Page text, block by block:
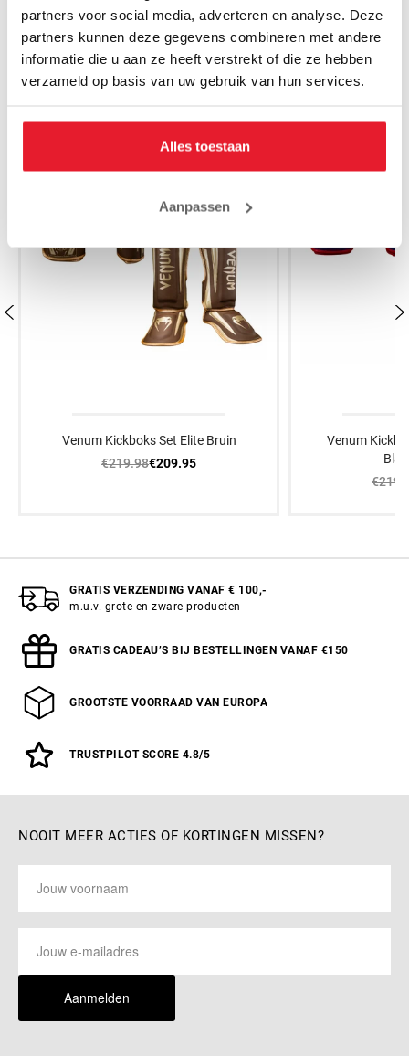
partners voor social media, adverteren en analyse. Deze
partners kunnen deze gegevens combineren met andere
informatie die u aan ze heeft verstrekt of die ze hebben
verzameld op basis van uw gebruik van hun services.
Alles toestaan
Aanpassen
MAAK JE AANKOOP NOG BETER
Venum Kickboks Set Elite Bruin
€219.98€209.95
Venum
GRATIS VERZENDING VANAF € 100,-
m.u.v. grote en zware producten
GRATIS CADEAU’S BIJ BESTELLINGEN VANAF €150
GROOTSTE VOORRAAD VAN EUROPA
TRUSTPILOT SCORE 4.8/5
NOOIT MEER ACTIES OF KORTINGEN MISSEN?
Aanmelden